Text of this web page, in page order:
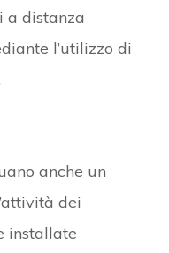
a distanza
l’utilizzo di
anche un
dei
installate